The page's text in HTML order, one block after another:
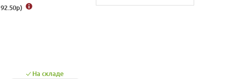
р)
На складе